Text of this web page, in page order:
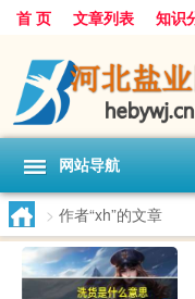
首 页 文章列表 知识
网站导航
> 作者“xh”的文章